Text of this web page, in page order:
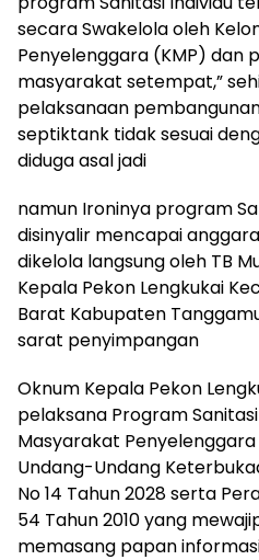
secara Swakelola oleh
Penyelenggara (KMP) dan
masyarakat setempat,”
pelaksanaan
septiktank tidak sesuai
diduga asal jadi
namun Ironinya program
disinyalir mencapai
dikelola langsung oleh TB
Kepala Pekon Lengkukai
Barat Kabupaten
sarat penyimpangan
Oknum Kepala Pekon
pelaksana Program
Masyarakat
Undang-Undang
No 14 Tahun 2028 serta
54 Tahun 2010 yang
memasang papan